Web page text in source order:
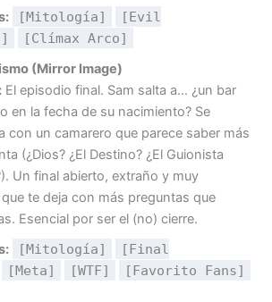
[Mitología]
[Evil
[Clímax Arco]
(Mirror Image)
El episodio final. Sam salta a… ¿un bar
en la fecha de su nacimiento? Se
con un camarero que parece saber más
(¿Dios? ¿El Destino? ¿El Guionista
Un final abierto, extraño y muy
te deja con más preguntas que
Esencial por ser el (no) cierre.
[Mitología]
[Final
[Meta] [WTF] [Favorito Fans]